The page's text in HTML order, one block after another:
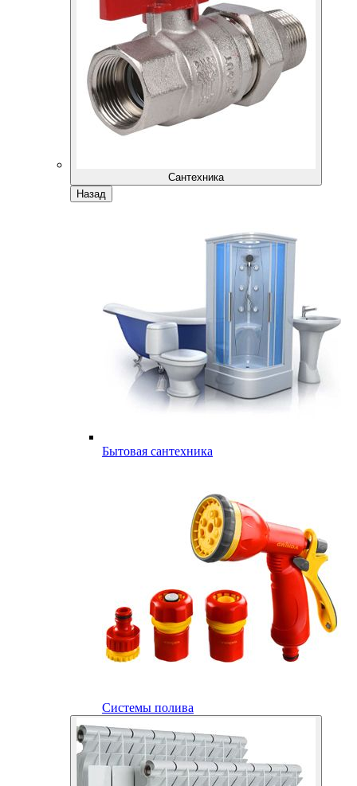
Сантехника
Назад
Бытовая сантехника
Системы полива